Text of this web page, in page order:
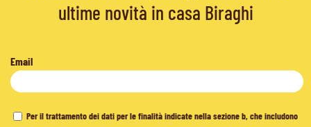
ultime novità in casa Biraghi
Email
Per il trattamento dei dati per le finalità indicate nella sezione b, che includono